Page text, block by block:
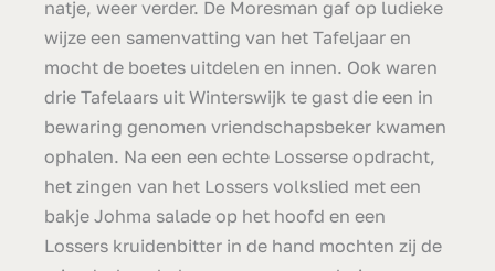
natje, weer verder. De Moresman gaf op ludieke
wijze een samenvatting van het Tafeljaar en
mocht de boetes uitdelen en innen. Ook waren
drie Tafelaars uit Winterswijk te gast die een in
bewaring genomen vriendschapsbeker kwamen
ophalen. Na een een echte Losserse opdracht,
het zingen van het Lossers volkslied met een
bakje Johma salade op het hoofd en een
Lossers kruidenbitter in de hand mochten zij de